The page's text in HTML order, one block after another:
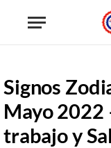
Signos
Mayo 2022
trabajo y